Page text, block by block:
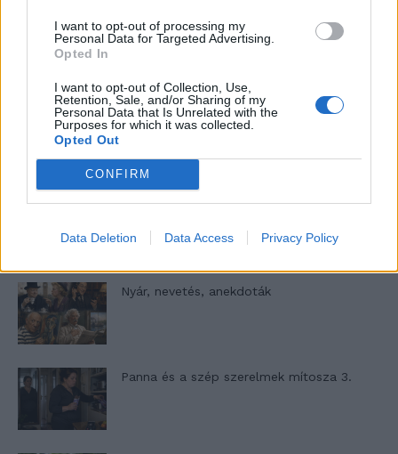
I want to opt-out of processing my
Personal Data for Targeted Advertising.
Opted In
I want to opt-out of Collection, Use,
Retention, Sale, and/or Sharing of my
Personal Data that Is Unrelated with the
Purposes for which it was collected.
Opted Out
CONFIRM
Data Deletion Data Access Privacy Policy
Elyna Robbs: Adéle és az örökölt árnyak
Woody Allen megosztó zsenialitása
A világ legismertebb ruhái
Nyár, nevetés, anekdoták
Panna és a szép szerelmek mítosza 3.